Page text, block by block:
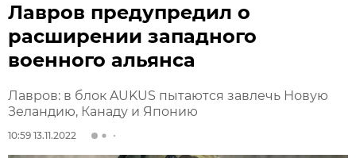
Лавров предупредил о
расширении западного
военного альянса
Лавров: в блок AUKUS пытаются завлечь Новую
Зеландию, Канаду и Японию
10:59 13.11.2022